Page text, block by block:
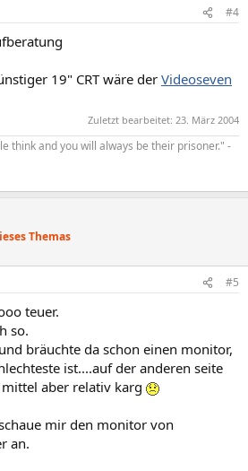
#4
19" CRT wäre der Videoseven
Zuletzt bearbeitet: 23. März 2004
think and you will always be their prisoner." -
Themas
#5
teuer.
so.
bräuchte da schon einen monitor,
ist....auf der anderen seite
aber relativ karg
mir den monitor von
an.